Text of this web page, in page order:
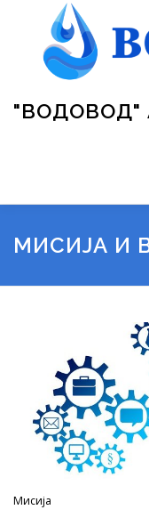
"ВОДОВОД"
ВОДОВОД
ЗАКОНИ
МИСИЈА И
Мисија